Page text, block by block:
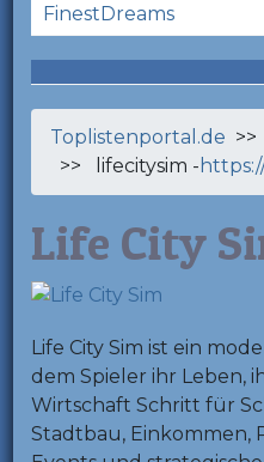
FinestDreams
Toplistenportal.de
>> lifecitysim -
Life City
Life City Sim ist ein
dem Spieler ihr Leben,
Wirtschaft Schritt für
Stadtbau, Einkommen,